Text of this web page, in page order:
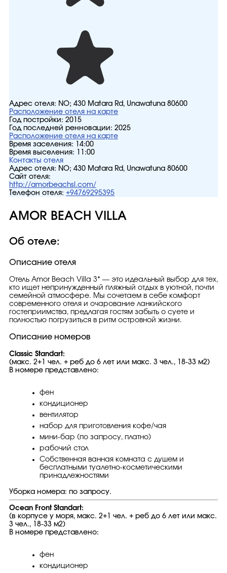
Адрес отеля: NO; 430 Matara Rd, Unawatuna 80600
Расположение отеля на карте
Год постройки: 2015
Год последней ренновации: 2025
Расположение отеля на карте
Время заселения:
14:00
Время выселения:
11:00
Контакты отеля
Адрес отеля: NO; 430 Matara Rd, Unawatuna 80600
Сайт отеля:
http://amorbeachsl.com/
Телефон отеля: +94769295395
AMOR BEACH VILLA
Об отеле:
Описание отеля
Отель Amor Beach Villa 3* — это идеальный выбор для тех,
кто ищет непринужденный пляжный отдых в уютной, почти
семейной атмосфере. Мы сочетаем в себе комфорт
современного отеля и очарование ланкийского
гостеприимства, предлагая гостям забыть о суете и
полностью погрузиться в ритм островной жизни.
Описание номеров
Classic Standart:
(макс. 2+1 чел. + реб до 6 лет или макс. 3 чел., 18-33 м2)
В номере представлено:
фен
кондиционер
вентилятор
набор для приготовления кофе/чая
мини-бар (по запросу, платно)
рабочий стол
Собственная ванная комната с душем и
бесплатными туалетно-косметическими
принадлежностями
Уборка номера: по запросу.
Ocean Front Standart:
(в корпусе у моря, макс. 2+1 чел. + реб до 6 лет или макс.
3 чел., 18-33 м2)
В номере представлено:
фен
кондиционер